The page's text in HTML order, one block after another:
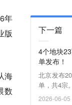
年
版
海
数
下一篇
4个地块23万平米 北京今
单发布！
北京发布
单，共4宗。
2026-06-05